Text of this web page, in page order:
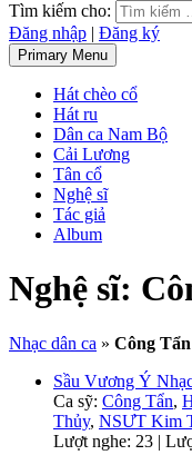
Tìm kiếm cho:
Đăng nhập | Đăng ký
Primary Menu
Hát chèo cổ
Hát ru
Dân ca Nam Bộ
Cải Lương
Tân cổ
Nghệ sĩ
Tác giả
Album
Nghệ sĩ:
Nhạc dân ca » Công Tẩn
Sầu Vương Ý
Ca sỹ: Công Tẩn,
Thủy, NSƯT Kim
Lượt nghe: 23 |